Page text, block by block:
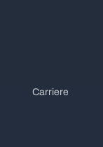
Carriere